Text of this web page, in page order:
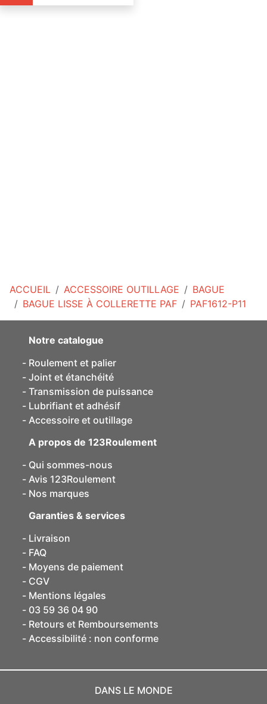
ACCUEIL ACCESSOIRE OUTILLAGE
BAGUE
BAGUE LISSE À COLLERETTE PAF
PAF1612-P11
Notre catalogue
Roulement et palier
Joint et étanchéité
Transmission de puissance
Lubrifiant et adhésif
Accessoire et outillage
A propos de 123Roulement
Qui sommes-nous
Avis 123Roulement
Nos marques
Garanties & services
Livraison
FAQ
Moyens de paiement
CGV
Mentions légales
03 59 36 04 90
Retours et Remboursements
Accessibilité : non conforme
DANS LE MONDE